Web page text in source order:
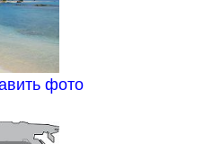
фото